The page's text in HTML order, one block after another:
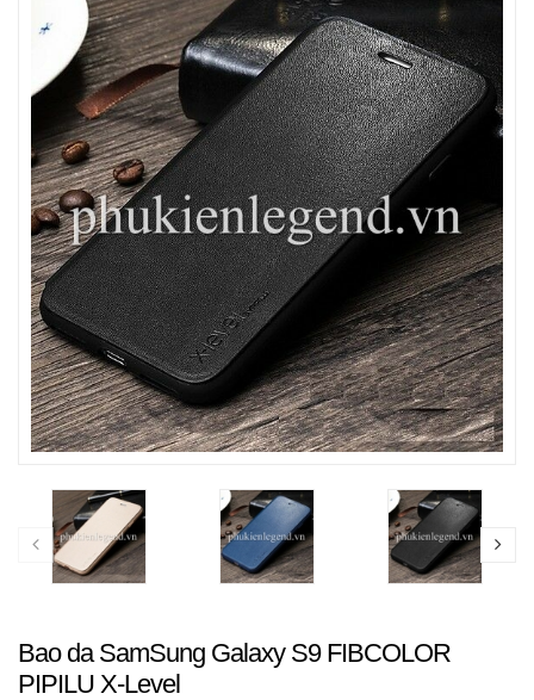
Bao da SamSung Galaxy S9 FIBCOLOR
PIPILU X-Level